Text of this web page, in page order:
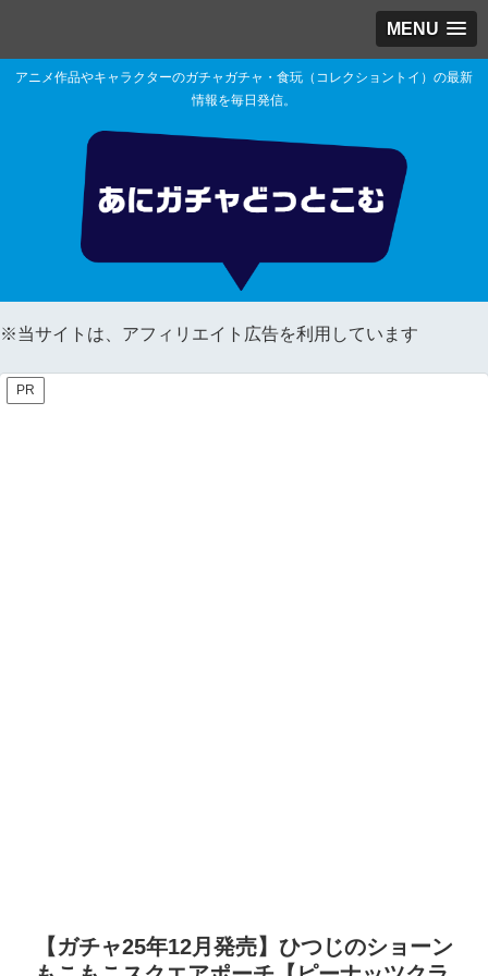
MENU
アニメ作品やキャラクターのガチャガチャ・食玩（コレクショントイ）の最新
情報を毎日発信。
※当サイトは、アフィリエイト広告を利用しています
PR
【ガチャ25年12月発売】ひつじのショーン